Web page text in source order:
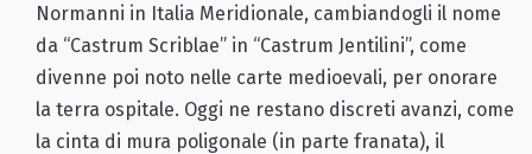
Normanni in Italia Meridionale, cambiandogli il nome
da “Castrum Scriblae” in “Castrum Jentilini”, come
divenne poi noto nelle carte medioevali, per onorare
la terra ospitale. Oggi ne restano discreti avanzi, come
la cinta di mura poligonale (in parte franata), il